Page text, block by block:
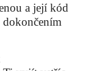
a její kód
dokončením